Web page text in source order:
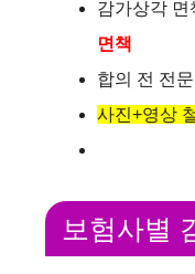
감가상각 면
면책
합의 전 전
사진+영상
보험사별